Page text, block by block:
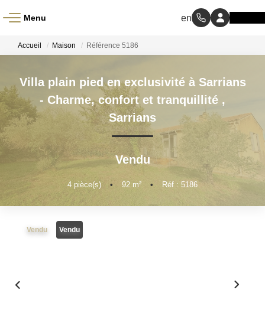
Menu
À LOUER
NOS MÉTIERS
Gestion Locative
Accueil Maison Référence 5186
Villa plain pied en exclusivité à Sarrians
- Charme, confort et tranquillité ,
Sarrians
Vendu
4 pièce(s) • 92 m² • Réf : 5186
Vendu Vendu